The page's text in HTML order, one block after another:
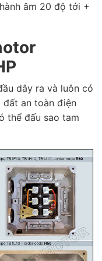
âm 20 độ tới +
dây ra và luôn có
đất an toàn điện
thể đấu sao tam